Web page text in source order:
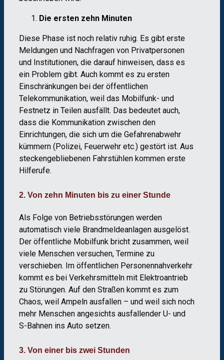
Die ersten zehn Minuten
Diese Phase ist noch relativ ruhig. Es gibt erste
Meldungen und Nachfragen von Privatpersonen
und Institutionen, die darauf hinweisen, dass es
ein Problem gibt. Auch kommt es zu ersten
Einschränkungen bei der öffentlichen
Telekommunikation, weil das Mobilfunk- und
Festnetz in Teilen ausfällt. Das bedeutet auch,
dass die Kommunikation zwischen den
Einrichtungen, die sich um die Gefahrenabwehr
kümmern (Polizei, Feuerwehr etc.) gestört ist. Aus
steckengebliebenen Fahrstühlen kommen erste
Hilferufe.
2. Von zehn Minuten bis zu einer Stunde
Als Folge von Betriebsstörungen werden
automatisch viele Brandmeldeanlagen ausgelöst.
Der öffentliche Mobilfunk bricht zusammen, weil
viele Menschen versuchen, Termine zu
verschieben. Im öffentlichen Personennahverkehr
kommt es bei Verkehrsmitteln mit Elektroantrieb
zu Störungen. Auf den Straßen kommt es zum
Chaos, weil Ampeln ausfallen – und weil sich noch
mehr Menschen angesichts ausfallender U- und
S-Bahnen ins Auto setzen.
3. Von einer bis zwei Stunden